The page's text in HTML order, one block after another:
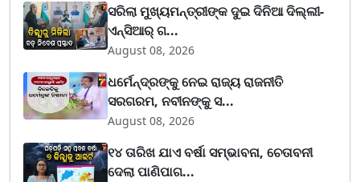
ସରିଲା ମୁଖ୍ୟମନ୍ତ୍ରୀଙ୍କ ଦୁଇ ଦିନିଆ ଦିଲ୍ଲୀ-
ଏନ୍‌ସିଆର୍ ଗ...
August 08, 2026
ଧର୍ମେନ୍ଦ୍ରଙ୍କୁ ନେଇ ରାଜ୍ୟ ରାଜନୀତି
ସରଗରମ, ନବୀନଙ୍କୁ ସ...
August 08, 2026
୧୪ ତାରିଖ ଯାଏ ବର୍ଷା ସମ୍ଭାବନା, ଚେତାବନୀ
ଦେଲା ପାଣିପାଗ...